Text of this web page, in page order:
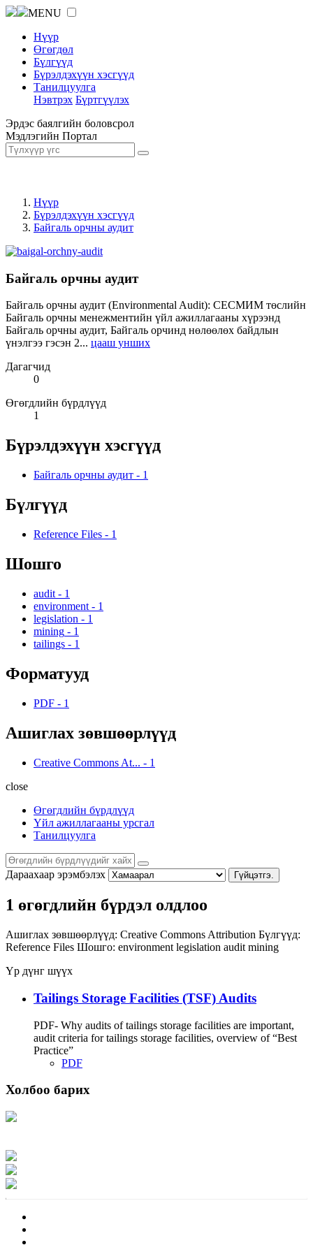
MENU
Нүүр
Өгөгдөл
Бүлгүүд
Бүрэлдэхүүн хэсгүүд
Танилцуулга
Нэвтрэх Бүртгүүлэх
Эрдэс баялгийн боловсрол
Мэдлэгийн Портал
Нүүр
Бүрэлдэхүүн хэсгүүд
Байгаль орчны аудит
Байгаль орчны аудит
Байгаль орчны аудит (Environmental Audit): СЕСМИМ төслийн
Байгаль орчны менежментийн үйл ажиллагааны хүрээнд
Байгаль орчны аудит, Байгаль орчинд нөлөөлөх байдлын
үнэлгээ гэсэн 2... цааш унших
Дагагчид
0
Өгөгдлийн бүрдлүүд
1
Бүрэлдэхүүн хэсгүүд
Байгаль орчны аудит - 1
Бүлгүүд
Reference Files - 1
Шошго
audit - 1
environment - 1
legislation - 1
mining - 1
tailings - 1
Форматууд
PDF - 1
Ашиглах зөвшөөрлүүд
Creative Commons At... - 1
close
Өгөгдлийн бүрдлүүд
Үйл ажиллагааны урсгал
Танилцуулга
Дараахаар эрэмбэлэх Гүйцэтгэ.
1 өгөгдлийн бүрдэл олдлоо
Ашиглах зөвшөөрлүүд: Creative Commons Attribution Бүлгүүд:
Reference Files Шошго: environment legislation audit mining
Үр дүнг шүүх
Tailings Storage Facilities (TSF) Audits
PDF- Why audits of tailings storage facilities are important,
audit criteria for tailings storage facilities, overview of “Best
Practice”
PDF
Холбоо барих